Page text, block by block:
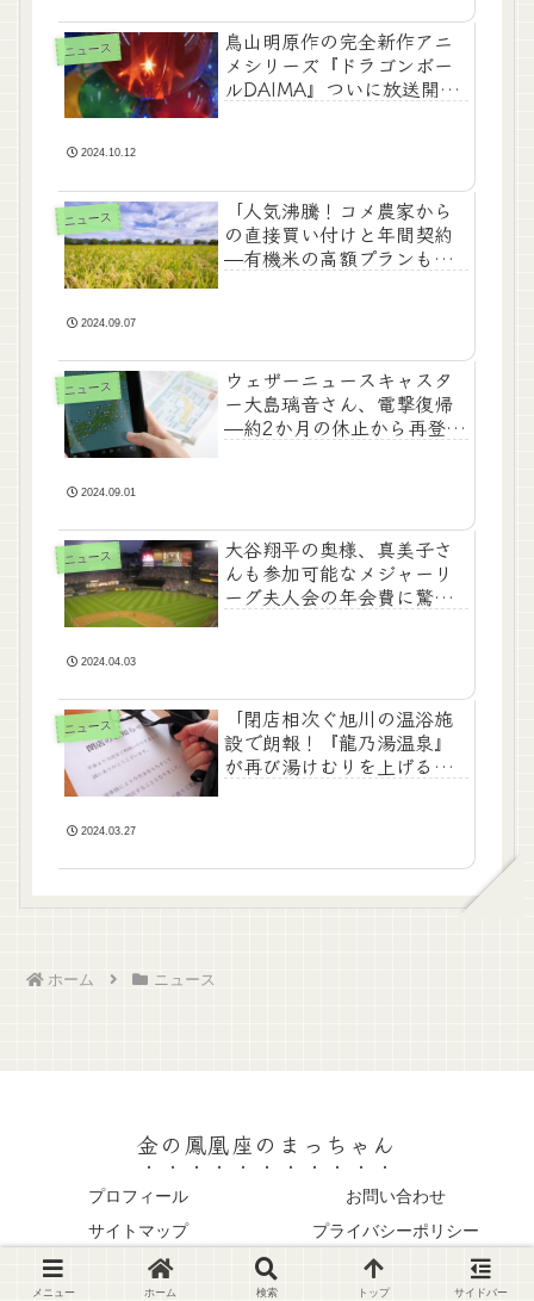
ニュース
鳥山明原作の完全新作アニ
メシリーズ『ドラゴンボー
ルDAIMA』ついに放送開
2024.10.12
ニュース
「人気沸騰！コメ農家から
の直接買い付けと年間契約
—有機米の高額プランも即
2024.09.07
ニュース
ウェザーニュースキャスタ
ー大島璃音さん、電撃復帰
—約2か月の休止から再登
2024.09.01
ニュース
大谷翔平の奥様、真美子さ
んも参加可能なメジャーリ
ーグ夫人会の年会費に驚
2024.04.03
ニュース
「閉店相次ぐ旭川の温浴施
設で朗報！『龍乃湯温泉』
が再び湯けむりを上げる
2024.03.27
ホーム ニュース
金の鳳凰座のまっちゃん
プロフィール
お問い合わせ
サイトマップ
プライバシーポリシー
© 2023 金の鳳凰座のまっちゃん.
メニュー ホーム 検索 トップ サイドバー